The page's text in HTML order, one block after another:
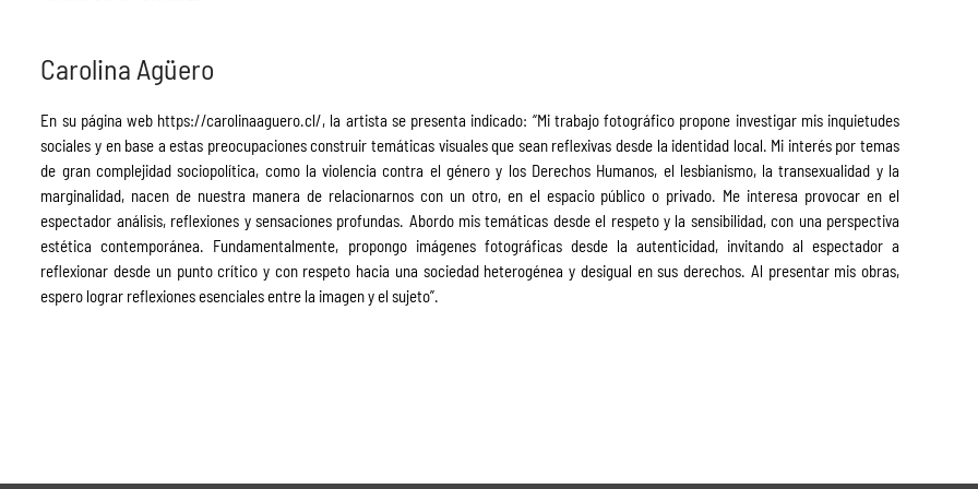
Carolina Agüero
En su página web https://carolinaaguero.cl/, la artista se presenta indicado: “Mi trabajo fotográfico propone investigar mis inquietudes
sociales y en base a estas preocupaciones construir temáticas visuales que sean reflexivas desde la identidad local. Mi interés por temas
de gran complejidad sociopolítica, como la violencia contra el género y los Derechos Humanos, el lesbianismo, la transexualidad y la
marginalidad, nacen de nuestra manera de relacionarnos con un otro, en el espacio público o privado. Me interesa provocar en el
espectador análisis, reflexiones y sensaciones profundas. Abordo mis temáticas desde el respeto y la sensibilidad, con una perspectiva
estética contemporánea. Fundamentalmente, propongo imágenes fotográficas desde la autenticidad, invitando al espectador a
reflexionar desde un punto crítico y con respeto hacia una sociedad heterogénea y desigual en sus derechos. Al presentar mis obras,
espero lograr reflexiones esenciales entre la imagen y el sujeto”.